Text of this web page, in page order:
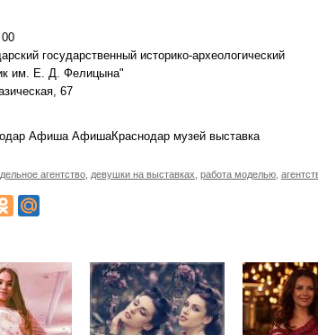
государственный историко-археологический
им. Е. Д. Фелицына"
67
Афиша АфишаКраснодар музей выставка
агентство девушки на выставках работа моделью